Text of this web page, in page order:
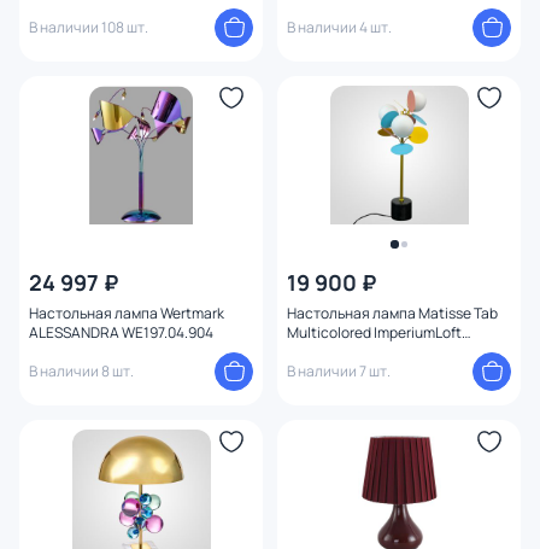
В наличии 108 шт.
В наличии 4 шт.
24 997 ₽
Настольная лампа Wertmark
ALESSANDRA WE197.04.904
В наличии 8 шт.
19 900 ₽
Настольная лампа Matisse Tab
Multicolored ImperiumLoft
В наличии 7 шт.
Количество ламп
Вид лампы
Тип помещения
Назначение
Форма
Форма плафона
Количество плафонов